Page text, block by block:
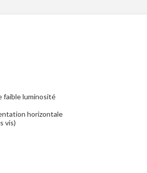
faible luminosité
horizontale
vis)